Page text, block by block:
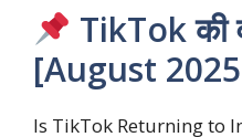
s
A
p
er b
o
o
e
st
ar
e
TikTok की
[August
Is TikTok Returning to